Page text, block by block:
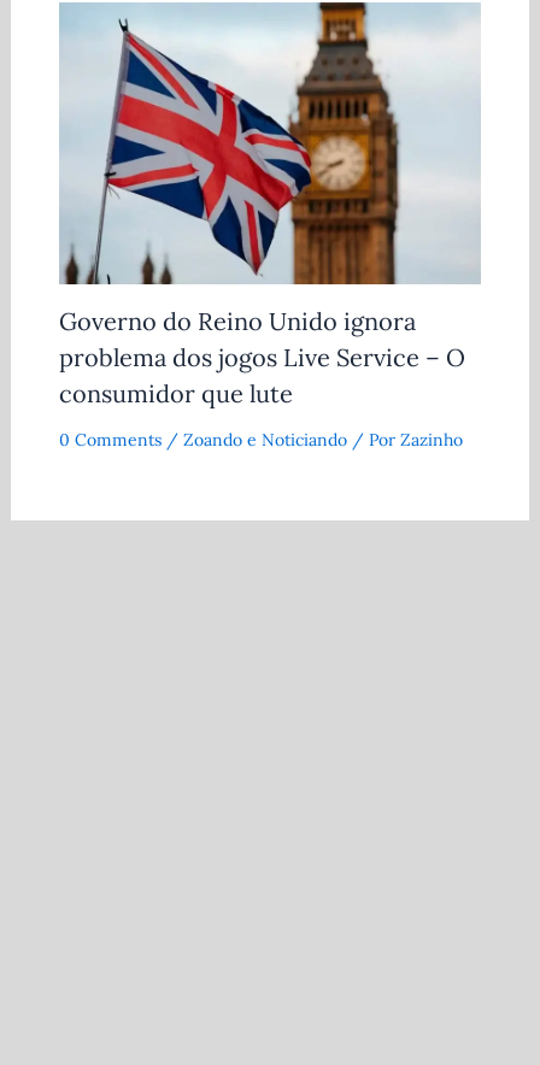
Governo do Reino Unido ignora
problema dos jogos Live Service – O
consumidor que lute
0 Comments / Zoando e Noticiando/ Por Zazinho